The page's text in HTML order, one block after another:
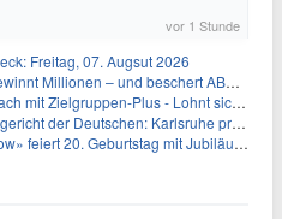
vor 1 Stunde
Freitag, 07. Augsut 2026
Millionen – und beschert ABC Top-Quoten
Plus - Lohnt sich First Dates Hotel doch?
Deutschen: Karlsruhe prägt seit 75 Jahren die Republik
feiert 20. Geburtstag mit Jubiläumswoche